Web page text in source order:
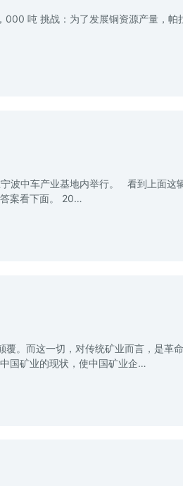
吨 挑战：为了发展铜资源产量，帕
波中车产业基地内举行。 看到上面这
案看下面。 20…
。而这一切，对传统矿业而言，是革
国矿业的现状，使中国矿业企…